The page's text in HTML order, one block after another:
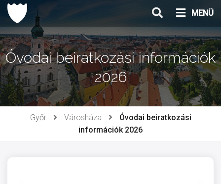
Ugrás
tartalomhoz
MENÜ
Óvodai beiratkozási információk
2026
Győr Városháza
Óvodai beiratkozási
információk 2026